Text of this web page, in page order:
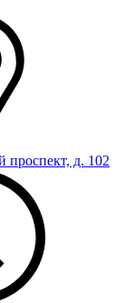
проспект, д. 102